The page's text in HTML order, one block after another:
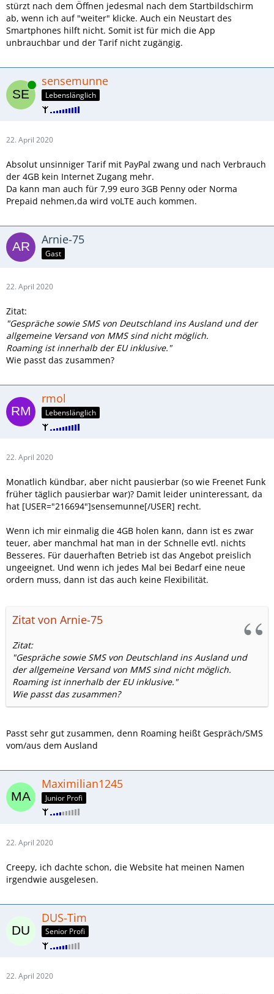
stürzt nach dem Öffnen jedesmal nach dem Startbildschirm
ab, wenn ich auf "weiter" klicke. Auch ein Neustart des
Smartphones hilft nicht. Somit ist für mich die App
unbrauchbar und der Tarif nicht zugängig.
Online sensemunne
Lebenslänglich
22. April 2020
Absolut unsinniger Tarif mit PayPal zwang und nach Verbrauch
der 4GB kein Internet Zugang mehr.
Da kann man auch für 7,99 euro 3GB Penny oder Norma
Prepaid nehmen,da wird voLTE auch kommen.
Arnie-75
Gast
22. April 2020
Zitat:
"Gespräche sowie SMS von Deutschland ins Ausland und der
allgemeine Versand von MMS sind nicht möglich.
Roaming ist innerhalb der EU inklusive."
Wie passt das zusammen?
rmol
Lebenslänglich
22. April 2020
Monatlich kündbar, aber nicht pausierbar (so wie Freenet Funk
früher täglich pausierbar war)? Damit leider uninteressant, da
hat [USER="216694"]sensemunne[/USER] recht.
Wenn ich mir einmalig die 4GB holen kann, dann ist es zwar
teuer, aber manchmal hat man in der Schnelle evtl. nichts
Besseres. Für dauerhaften Betrieb ist das Angebot preislich
ungeeignet. Und wenn ich jedes Mal bei Bedarf eine neue
ordern muss, dann ist das auch keine Flexibilität.
Zitat von Arnie-75
Zitat:
"Gespräche sowie SMS von Deutschland ins Ausland und
der allgemeine Versand von MMS sind nicht möglich.
Roaming ist innerhalb der EU inklusive."
Wie passt das zusammen?
Passt sehr gut zusammen, denn Roaming heißt Gespräch/SMS
vom/aus dem Ausland
Maximilian1245
Junior Profi
22. April 2020
Creepy, ich dachte schon, die Website hat meinen Namen
irgendwie ausgelesen.
DUS-Tim
Senior Profi
22. April 2020